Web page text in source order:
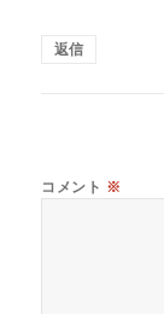
返信
コメント ※